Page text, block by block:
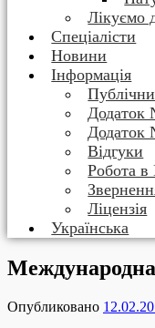
Спеціалісти
Новини
Інформація
Додаток
Додаток
Відгуки
Робота
Ліцензія
Українська
Опубликовано